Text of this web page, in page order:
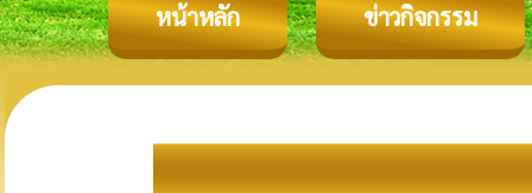
หน้าหลัก ข่าวกิจกรรม